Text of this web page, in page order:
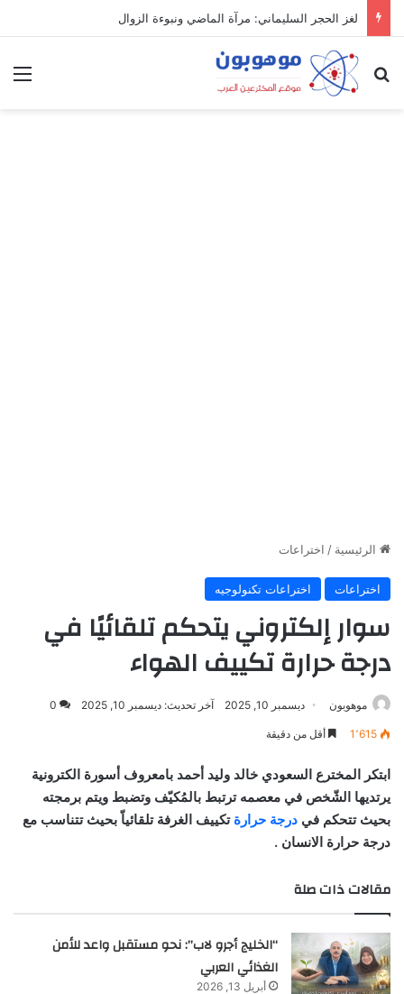
لغز الحجر السليماني: مرآة الماضي ونبوءة الزوال
بحث عن
الرئيسية / اختراعات
اختراعات اختراعات تكنولوجيه
سوار إلكتروني يتحكم تلقائيًا في
درجة حرارة تكييف الهواء
موهوبون ديسمبر 10, 2025 آخر تحديث: ديسمبر 10, 2025 0
1٬615 أقل من دقيقة
ابتكر المخترع السعودي خالد وليد أحمد بامعروف أسورة الكترونية
يرتديها الشّخص في معصمه ترتبط بالمُكيّف وتضبط ويتم برمجته
بحيث تتحكم في درجة حرارة تكييف الغرفة تلقائياّ بحيث تتناسب مع
درجة حرارة الانسان .
مقالات ذات صلة
“الخليج أجرو لاب”: نحو مستقبل واعد للأمن
الغذائي العربي
أبريل 13, 2026